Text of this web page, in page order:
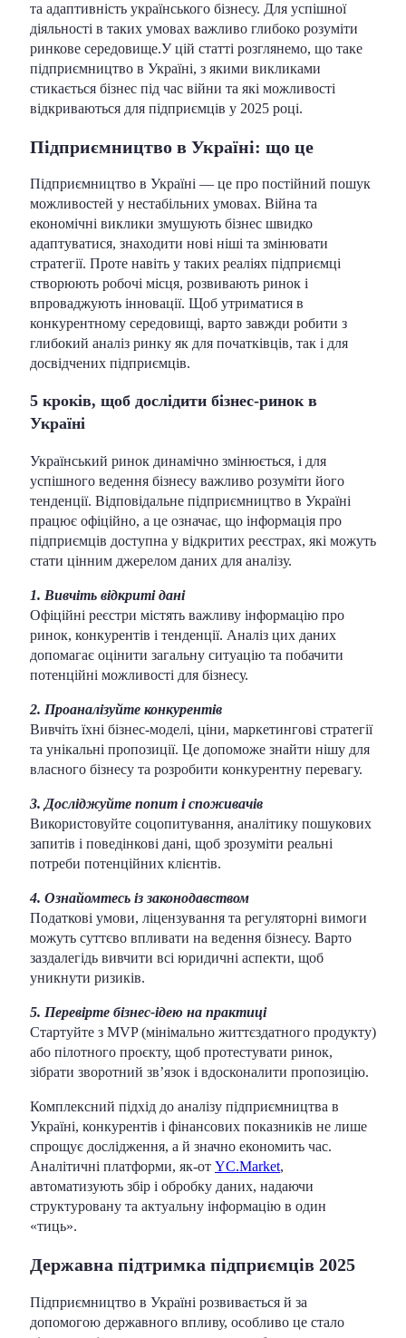
та адаптивність українського бізнесу. Для успішної
діяльності в таких умовах важливо глибоко розуміти
ринкове середовище.У цій статті розглянемо, що таке
підприємництво в Україні, з якими викликами
стикається бізнес під час війни та які можливості
відкриваються для підприємців у 2025 році.
Підприємництво в Україні: що це
Підприємництво в Україні — це про постійний пошук
можливостей у нестабільних умовах. Війна та
економічні виклики змушують бізнес швидко
адаптуватися, знаходити нові ніші та змінювати
стратегії. Проте навіть у таких реаліях підприємці
створюють робочі місця, розвивають ринок і
впроваджують інновації. Щоб утриматися в
конкурентному середовищі, варто завжди робити з
глибокий аналіз ринку як для початківців, так і для
досвідчених підприємців.
5 кроків, щоб дослідити бізнес-ринок в
Україні
Український ринок динамічно змінюється, і для
успішного ведення бізнесу важливо розуміти його
тенденції. Відповідальне підприємництво в Україні
працює офіційно, а це означає, що інформація про
підприємців доступна у відкритих реєстрах, які можуть
стати цінним джерелом даних для аналізу.
1. Вивчіть відкриті дані
Офіційні реєстри містять важливу інформацію про
ринок, конкурентів і тенденції. Аналіз цих даних
допомагає оцінити загальну ситуацію та побачити
потенційні можливості для бізнесу.
2. Проаналізуйте конкурентів
Вивчіть їхні бізнес-моделі, ціни, маркетингові стратегії
та унікальні пропозиції. Це допоможе знайти нішу для
власного бізнесу та розробити конкурентну перевагу.
3. Досліджуйте попит і споживачів
Використовуйте соцопитування, аналітику пошукових
запитів і поведінкові дані, щоб зрозуміти реальні
потреби потенційних клієнтів.
4. Ознайомтесь із законодавством
Податкові умови, ліцензування та регуляторні вимоги
можуть суттєво впливати на ведення бізнесу. Варто
заздалегідь вивчити всі юридичні аспекти, щоб
уникнути ризиків.
5. Перевірте бізнес-ідею на практиці
Стартуйте з MVP (мінімально життєздатного продукту)
або пілотного проєкту, щоб протестувати ринок,
зібрати зворотний зв’язок і вдосконалити пропозицію.
Комплексний підхід до аналізу підприємництва в
Україні, конкурентів і фінансових показників не лише
спрощує дослідження, а й значно економить час.
Аналітичні платформи, як-от YC.Market,
автоматизують збір і обробку даних, надаючи
структуровану та актуальну інформацію в один
«тиць».
Державна підтримка підприємців 2025
Підприємництво в Україні розвивається й за
допомогою державного впливу, особливо це стало